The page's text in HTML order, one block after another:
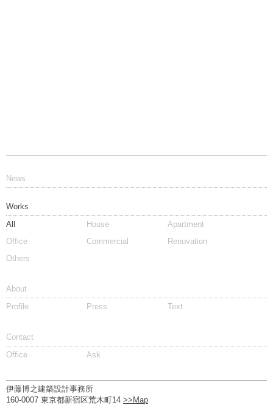
News
Works
All
House
Apartment
Office
Commercial
Renovation
Others
About
Profile
Press Text
Contact
Office
Ask
伊藤博之建築設計事務所
160-0007 東京都新宿区荒木町14 >>Map